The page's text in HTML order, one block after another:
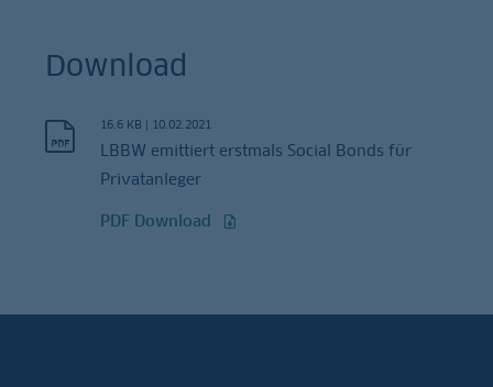
Download
16.6 KB | 10.02.2021
LBBW emittiert erstmals Social Bonds für
Privatanleger
PDF Download